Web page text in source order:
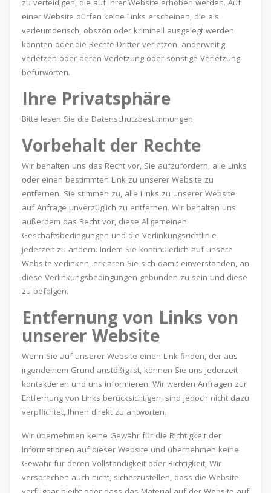
zu verteidigen, die auf Ihrer Website erhoben werden. Auf
einer Website dürfen keine Links erscheinen, die als
verleumderisch, obszön oder kriminell ausgelegt werden
könnten oder die Rechte Dritter verletzen, anderweitig
verletzen oder deren Verletzung oder sonstige Verletzung
befürworten.
Ihre Privatsphäre
Bitte lesen Sie die Datenschutzbestimmungen
Vorbehalt der Rechte
Wir behalten uns das Recht vor, Sie aufzufordern, alle Links
oder einen bestimmten Link zu unserer Website zu
entfernen. Sie stimmen zu, alle Links zu unserer Website
auf Anfrage unverzüglich zu entfernen. Wir behalten uns
außerdem das Recht vor, diese Allgemeinen
Geschäftsbedingungen und die Verlinkungsrichtlinie
jederzeit zu ändern. Indem Sie kontinuierlich auf unsere
Website verlinken, erklären Sie sich damit einverstanden, an
diese Verlinkungsbedingungen gebunden zu sein und diese
zu befolgen.
Entfernung von Links von
unserer Website
Wenn Sie auf unserer Website einen Link finden, der aus
irgendeinem Grund anstößig ist, können Sie uns jederzeit
kontaktieren und uns informieren. Wir werden Anfragen zur
Entfernung von Links berücksichtigen, sind jedoch nicht dazu
verpflichtet, Ihnen direkt zu antworten.
Wir übernehmen keine Gewähr für die Richtigkeit der
Informationen auf dieser Website und übernehmen keine
Gewähr für deren Vollständigkeit oder Richtigkeit; Wir
versprechen auch nicht, sicherzustellen, dass die Website